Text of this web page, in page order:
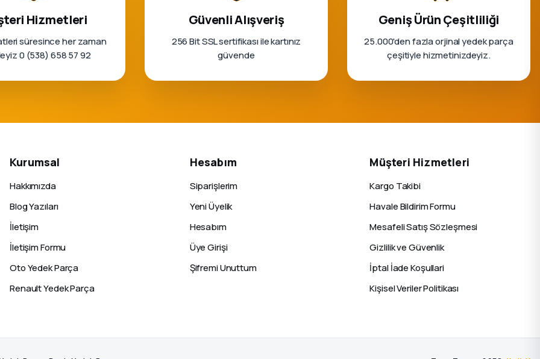
Hizmetleri
süresince her zaman
0 (538) 658 57 92
Güvenli Alışveriş
256 Bit SSL sertifikası ile kartınız
güvende
Geniş Ürün Çeşitliliği
25.000'den fazla orjinal yedek parça
çeşitiyle hizmetinizdeyiz.
Kurumsal
Hakkımızda
Blog Yazıları
İletişim
İletişim Formu
Oto Yedek Parça
Renault Yedek Parça
Hesabım
Siparişlerim
Yeni Üyelik
Hesabım
Üye Girişi
Şifremi Unuttum
Müşteri Hizmetleri
Kargo Takibi
Havale Bildirim Formu
Mesafeli Satış Sözleşmesi
Gizlilik ve Güvenlik
İptal İade Koşullari
Kişisel Veriler Politikası